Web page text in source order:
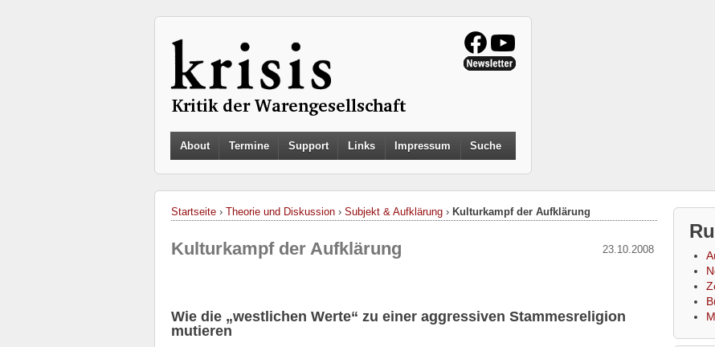
About Termine Support Links Impressum Suche
Startseite › Theorie und Diskussion › Subjekt & Aufklärung › Kulturkampf der Aufklärung
23.10.2008
Kulturkampf der Aufklärung
Wie die „westlichen Werte“ zu einer aggressiven Stammesreligion
mutieren